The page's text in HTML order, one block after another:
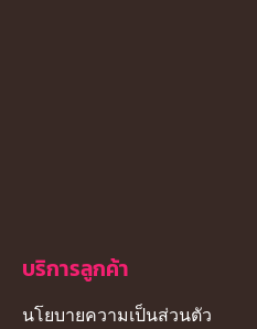
บริการลูกค้า
นโยบายความเป็นส่วนตัว